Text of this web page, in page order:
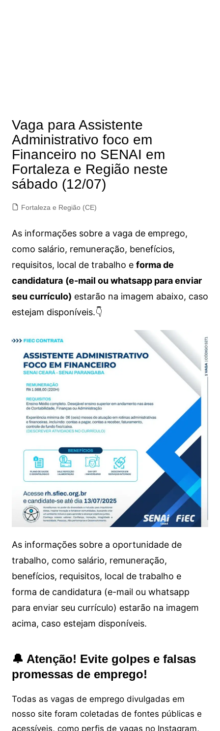
Vaga para Assistente
Administrativo foco em
Financeiro no SENAI em
Fortaleza e Região neste
sábado (12/07)
Fortaleza e Região (CE)
As informações sobre a vaga de emprego,
como salário, remuneração, benefícios,
requisitos, local de trabalho e forma de
candidatura (e-mail ou whatsapp para enviar
seu currículo) estarão na imagem abaixo, caso
estejam disponíveis.👇
As informações sobre a oportunidade de
trabalho, como salário, remuneração,
benefícios, requisitos, local de trabalho e
forma de candidatura (e-mail ou whatsapp
para enviar seu currículo) estarão na imagem
acima, caso estejam disponíveis.
🔔 Atenção! Evite golpes e falsas
promessas de emprego!
Todas as vagas de emprego divulgadas em
nosso site foram coletadas de fontes públicas e
acessíveis, como perfis de vagas no Instagram,